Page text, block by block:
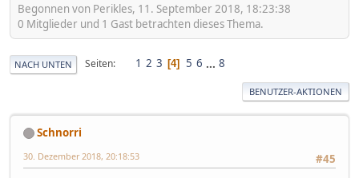
Begonnen von Perikles, 11. September 2018, 18:23:38
0 Mitglieder und 1 Gast betrachten dieses Thema.
NACH UNTEN Seiten 1 2 3 4 5 6 ... 8
BENUTZER-AKTIONEN
Schnorri
#45
30. Dezember 2018, 20:18:53